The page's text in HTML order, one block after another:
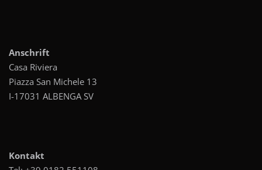
Anschrift
Casa Riviera
Piazza San Michele 13
I-17031 ALBENGA SV
Kontakt